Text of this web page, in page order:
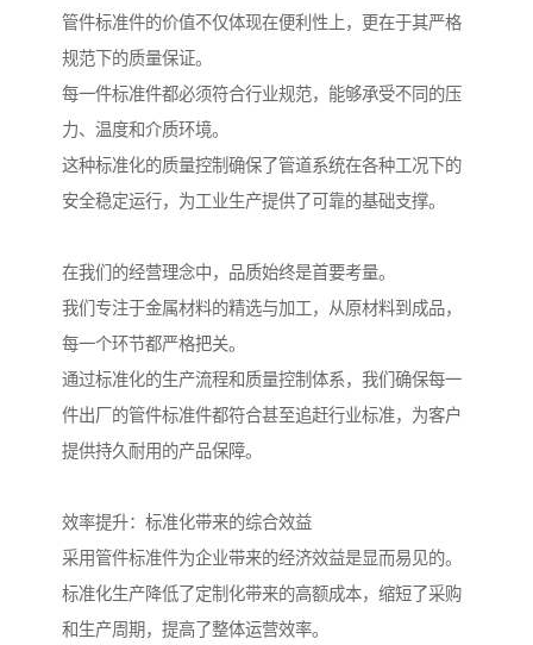
管件标准件的价值不仅体现在便利性上，更在于其严格
规范下的质量保证。
每一件标准件都必须符合行业规范，能够承受不同的压
力、温度和介质环境。
这种标准化的质量控制确保了管道系统在各种工况下的
安全稳定运行，为工业生产提供了可靠的基础支撑。
在我们的经营理念中，品质始终是首要考量。
我们专注于金属材料的精选与加工，从原材料到成品，
每一个环节都严格把关。
通过标准化的生产流程和质量控制体系，我们确保每一
件出厂的管件标准件都符合甚至追赶行业标准，为客户
提供持久耐用的产品保障。
效率提升：标准化带来的综合效益
采用管件标准件为企业带来的经济效益是显而易见的。
标准化生产降低了定制化带来的高额成本，缩短了采购
和生产周期，提高了整体运营效率。